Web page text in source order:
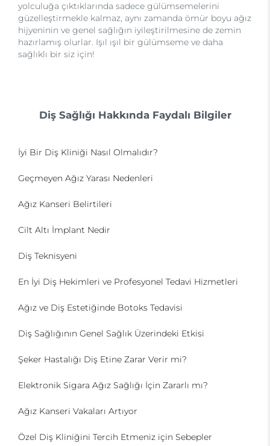
yolculuğa çıktıklarında sadece gülümsemelerini
güzelleştirmekle kalmaz, aynı zamanda ömür boyu ağız
hijyeninin ve genel sağlığın iyileştirilmesine de zemin
hazırlamış olurlar. Işıl ışıl bir gülümseme ve daha
sağlıklı bir siz için!
Diş Sağlığı Hakkında Faydalı Bilgiler
İyi Bir Diş Kliniği Nasıl Olmalıdır?
Geçmeyen Ağız Yarası Nedenleri
Ağız Kanseri Belirtileri
Cilt Altı İmplant Nedir
Diş Teknisyeni
En İyi Diş Hekimleri ve Profesyonel Tedavi Hizmetleri
Ağız ve Diş Estetiğinde Botoks Tedavisi
Diş Sağlığının Genel Sağlık Üzerindeki Etkisi
Şeker Hastalığı Diş Etine Zarar Verir mi?
Elektronik Sigara Ağız Sağlığı İçin Zararlı mı?
Ağız Kanseri Vakaları Artıyor
Özel Diş Kliniğini Tercih Etmeniz için Sebepler